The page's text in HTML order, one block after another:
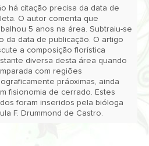
há citação precisa da data de
O autor comenta que
5 anos na área. Subtraiu-se
da data de publicação. O artigo
a composição florística
diversa desta área quando
com regiões
práoximas, ainda
fisionomia de cerrado. Estes
foram inseridos pela bióloga
F. Drummond de Castro.